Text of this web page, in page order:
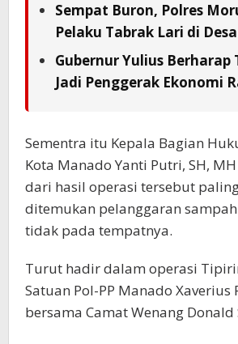
Sempat Buron, Polres
Pelaku Tabrak Lari di
Gubernur Yulius Berharap
Jadi Penggerak Ekonomi
Sementra itu Kepala Bagian
Kota Manado Yanti Putri, SH,
dari hasil operasi tersebut
ditemukan pelanggaran
tidak pada tempatnya.
Turut hadir dalam operasi
Satuan Pol-PP Manado Xaverius
bersama Camat Wenang